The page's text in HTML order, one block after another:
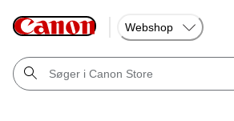
Webshop